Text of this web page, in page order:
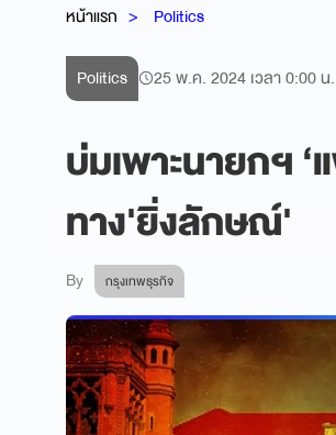
หน้าแรก Politics
Politics 25 พ.ค. 2024 เวลา 0:00 น.
บ่มเพาะนายกฯ ‘
ทาง'ยิ่งลักษณ์'
By กรุงเทพธุรกิจ